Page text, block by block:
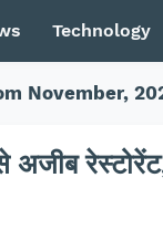
Technology
November,
अजीब